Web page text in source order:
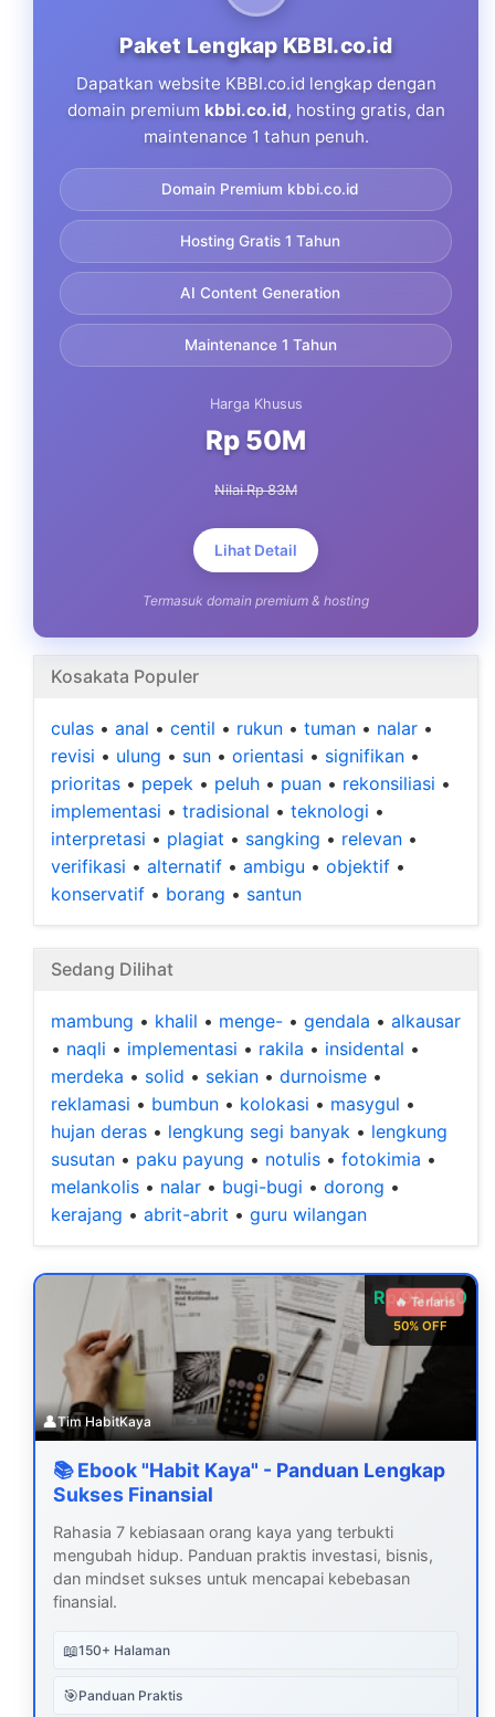
Paket Lengkap KBBI.co.id
Dapatkan website KBBI.co.id lengkap dengan
domain premium kbbi.co.id, hosting gratis, dan
maintenance 1 tahun penuh.
Domain Premium kbbi.co.id
Hosting Gratis 1 Tahun
AI Content Generation
Maintenance 1 Tahun
Harga Khusus
Rp 50M
Nilai Rp 83M
Lihat Detail
Termasuk domain premium & hosting
Kosakata Populer
culas • anal • centil • rukun • tuman • nalar •
revisi • ulung • sun • orientasi • signifikan •
prioritas • pepek • peluh • puan • rekonsiliasi •
implementasi • tradisional • teknologi •
interpretasi • plagiat • sangking • relevan •
verifikasi • alternatif • ambigu • objektif •
konservatif • borang • santun
Sedang Dilihat
mambung • khalil • menge- • gendala • alkausar
• naqli • implementasi • rakila • insidental •
merdeka • solid • sekian • durnoisme •
reklamasi • bumbun • kolokasi • masygul •
hujan deras • lengkung segi banyak • lengkung
susutan • paku payung • notulis • fotokimia •
melankolis • nalar • bugi-bugi • dorong •
kerajang • abrit-abrit • guru wilangan
Rp 99.000
50% OFF
🔥 Terlaris
👤Tim HabitKaya
📚 Ebook "Habit Kaya" - Panduan Lengkap
Sukses Finansial
Rahasia 7 kebiasaan orang kaya yang terbukti
mengubah hidup. Panduan praktis investasi, bisnis,
dan mindset sukses untuk mencapai kebebasan
finansial.
📖150+ Halaman
🎯Panduan Praktis